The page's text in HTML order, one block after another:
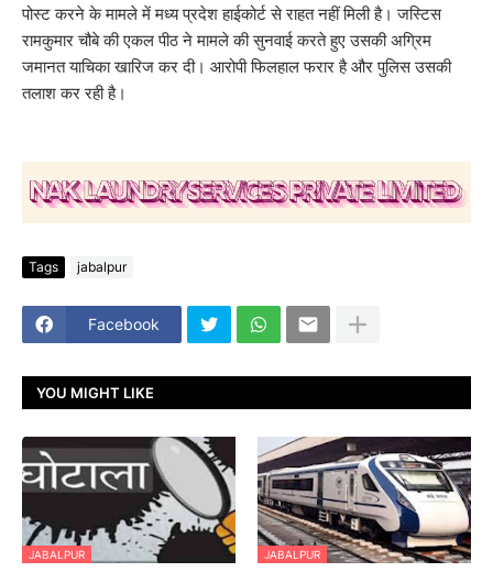
पोस्ट करने के मामले में मध्य प्रदेश हाईकोर्ट से राहत नहीं मिली है। जस्टिस
रामकुमार चौबे की एकल पीठ ने मामले की सुनवाई करते हुए उसकी अग्रिम
जमानत याचिका खारिज कर दी। आरोपी फिलहाल फरार है और पुलिस उसकी
तलाश कर रही है।
Tags jabalpur
Facebook
YOU MIGHT LIKE
JABALPUR JABALPUR